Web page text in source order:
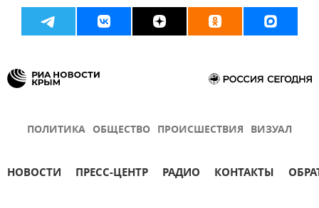
ПОЛИТИКА ОБЩЕСТВО ПРОИСШЕСТВИЯ ВИЗУАЛ
НОВОСТИ ПРЕСС-ЦЕНТР РАДИО КОНТАКТЫ